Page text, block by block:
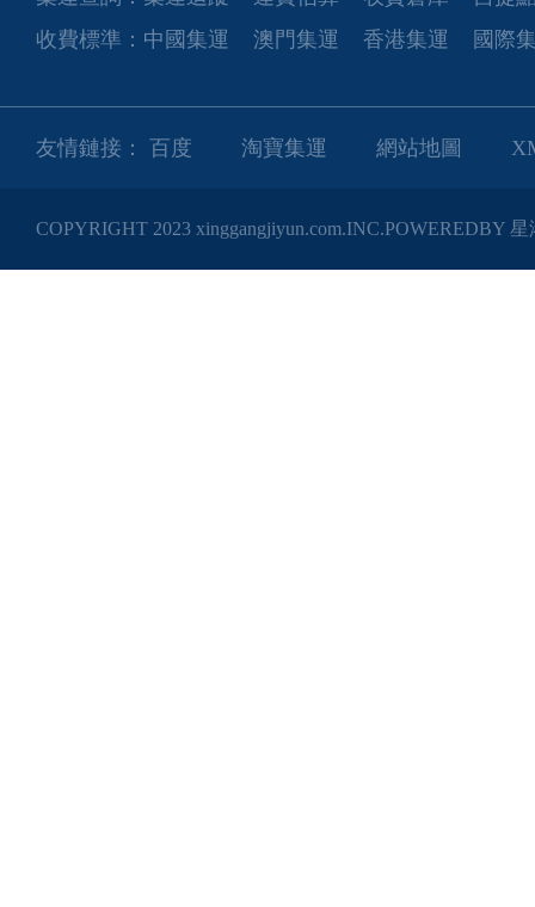
收費標準： 中國集運 澳門集運 香港集運 國際
友情鏈接： 百度 淘寶集運 網站地圖
COPYRIGHT 2023 xinggangjiyun.com.INC.POWEREDBY